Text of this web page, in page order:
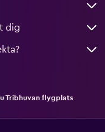
dig
Tribhuvan flygplats